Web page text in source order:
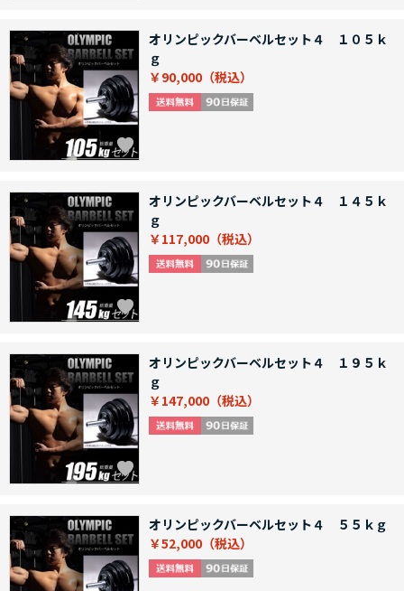
オリンピックバーベルセット４ １０５ｋ
ｇ
￥90,000
オリンピックバーベルセット４ １４５ｋ
ｇ
￥117,000
オリンピックバーベルセット４ １９５ｋ
ｇ
￥147,000
オリンピックバーベルセット４ ５５ｋｇ
￥52,000